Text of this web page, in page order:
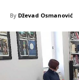
By Dževad Osmanović